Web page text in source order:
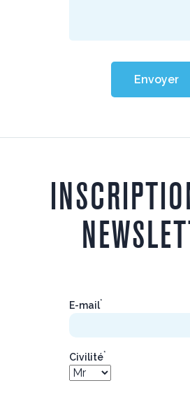
Envoyer
E-mail*
Civilité*